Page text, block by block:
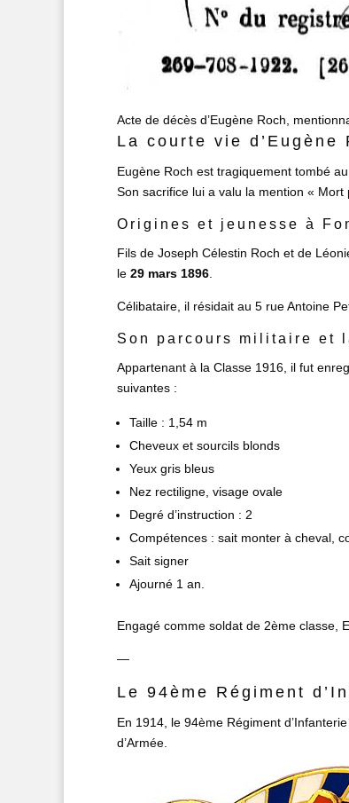
Acte de décès d’Eugène Roch,
La courte vie d’Eugène
Eugène Roch est tragiquement tombé
Son sacrifice lui a valu la mention « Mort
Origines et jeunesse à
Fils de Joseph Célestin Roch et de
le 29 mars 1896
Célibataire, il résidait au 5 rue Antoine
Son parcours militaire et
Appartenant à la Classe 1916, il fut
suivantes :
Taille : 1,54 m
Cheveux et sourcils blonds
Yeux gris bleus
Nez rectiligne, visage ovale
Degré d’instruction : 2
Compétences : sait monter à cheval,
Sait signer
Ajourné 1 an.
Engagé comme soldat de 2ème classe,
—
Le 94ème Régiment
En 1914, le 94ème Régiment
d’Armée.